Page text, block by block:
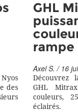
des
GHL
rampe
Axel S. / 16
Découvrez
GHL
couleurs,
éclairés.